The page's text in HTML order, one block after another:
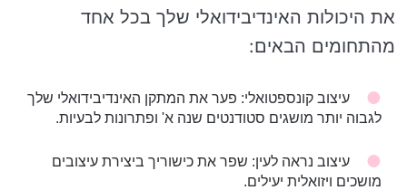
את היכולות האינדיבידואלי שלך בכל אחד
מהתחומים הבאים:
עיצוב קונספטואלי: פער את המתקן האינדיבידואלי שלך
לגבוה יותר מושגים סטודנטים שנה א' ופתרונות לבעיות.
עיצוב נראה לעין: שפר את כישוריך ביצירת עיצובים
מושכים ויזואלית יעילים.